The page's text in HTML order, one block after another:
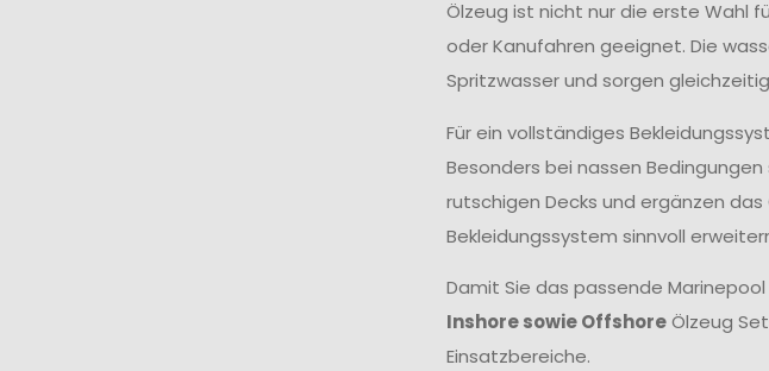
Ölzeug ist nicht nur die erste Wahl
oder Kanufahren geeignet. Die
Spritzwasser und sorgen
Für ein vollständiges
Besonders bei nassen
rutschigen Decks und ergänzen
Bekleidungssystem sinnvoll
Damit Sie das passende
Inshore sowie OffshoreÖlzeug
Einsatzbereiche.